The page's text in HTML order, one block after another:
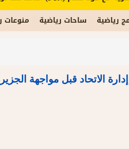
رياضية ساحات رياضية منوعات
الاتحاد قبل مواجهة